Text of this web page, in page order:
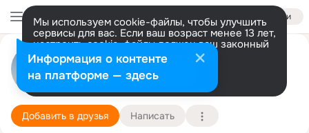
Войти
Мы используем cookie-файлы, чтобы улучшить
сервисы для вас. Если ваш возраст менее 13 лет,
настроить cookie-файлы должен ваш законный
представитель. Больше информации
Разрешить все Настроить
Елена Жданова
Москва 11 апреля (42 года)
Добавить в друзья Написать
Информация о контенте
на платформе — здесь